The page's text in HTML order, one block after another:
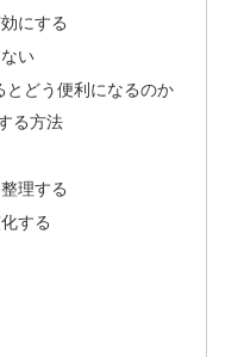
にする
い
どう便利になるのか
る方法
理する
する